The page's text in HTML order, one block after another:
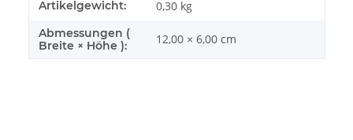
Artikelgewicht: 0,30 kg
Abmessungen (
Breite × Höhe ):
12,00 × 6,00 cm